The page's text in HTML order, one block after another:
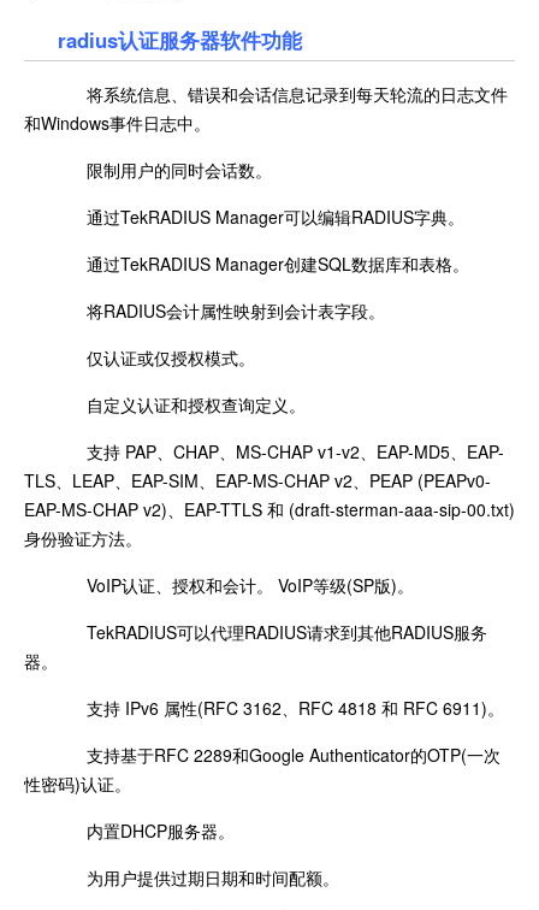
radius认证服务器软件功能
将系统信息、错误和会话信息记录到每天轮流的日志文件
和Windows事件日志中。
限制用户的同时会话数。
通过TekRADIUS Manager可以编辑RADIUS字典。
通过TekRADIUS Manager创建SQL数据库和表格。
将RADIUS会计属性映射到会计表字段。
仅认证或仅授权模式。
自定义认证和授权查询定义。
支持 PAP、CHAP、MS-CHAP v1-v2、EAP-MD5、EAP-
TLS、LEAP、EAP-SIM、EAP-MS-CHAP v2、PEAP (PEAPv0-
EAP-MS-CHAP v2)、EAP-TTLS 和 (draft-sterman-aaa-sip-00.txt)
身份验证方法。
VoIP认证、授权和会计。 VoIP等级(SP版)。
TekRADIUS可以代理RADIUS请求到其他RADIUS服务
器。
支持 IPv6 属性(RFC 3162、RFC 4818 和 RFC 6911)。
支持基于RFC 2289和Google Authenticator的OTP(一次
性密码)认证。
内置DHCP服务器。
为用户提供过期日期和时间配额。